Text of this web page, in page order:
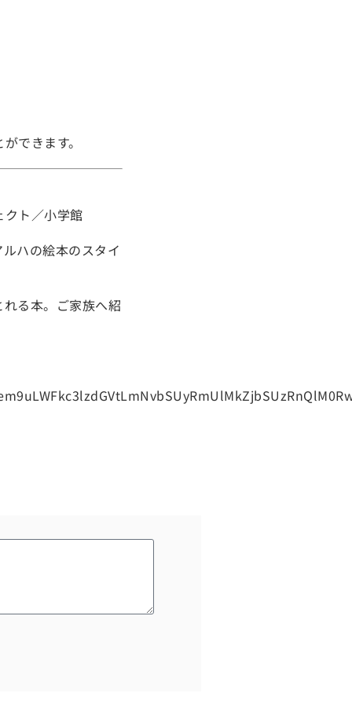
できます。
ト／小学館
ハの絵本のスタイ
る本。ご家族へ紹